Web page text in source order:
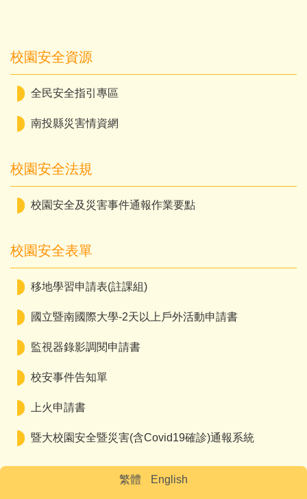
校園安全資源
全民安全指引專區
南投縣災害情資網
校園安全法規
校園安全及災害事件通報作業要點
校園安全表單
移地學習申請表(註課組)
國立暨南國際大學-2天以上戶外活動申請書
監視器錄影調閱申請書
校安事件告知單
上火申請書
暨大校園安全暨災害(含Covid19確診)通報系統
繁體 English